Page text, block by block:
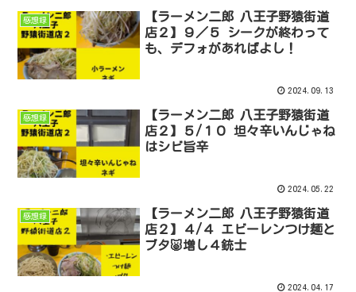
感想録
【ラーメン二郎 八王子野猿街道
店２】９／５ シークが終わって
も、デフォがあればよし！
2024.09.13
感想録
【ラーメン二郎 八王子野猿街道
店２】５/１０ 坦々辛いんじゃね
はシビ旨辛
2024.05.22
感想録
【ラーメン二郎 八王子野猿街道
店２】４/４ エビーレンつけ麺と
ブタ🐷増し４銃士
2024.04.17